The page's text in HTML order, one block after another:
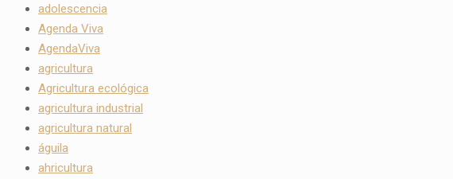
adolescencia
Agenda Viva
AgendaViva
agricultura
Agricultura ecológica
agricultura industrial
agricultura natural
águila
ahricultura